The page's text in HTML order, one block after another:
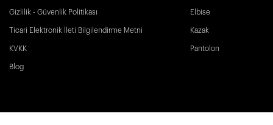
Gizlilik - Güvenlik Politikası
Ticari Elektronik İleti Bilgilendirme Metni
KVKK
Blog
Elbise
Kazak
Pantolon